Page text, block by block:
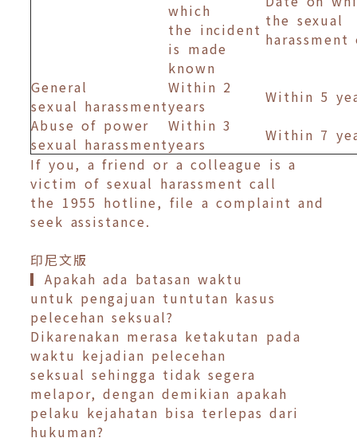
which
the incident
is made
known
the sexual
General
sexual harassment
Within 2
years
Within 5
Abuse of power
sexual harassment
Within 3
years
Within 7
If you, a friend or a colleague is a
victim of sexual harassment call
the 1955 hotline, file a complaint and
seek assistance.
印尼文版
▎Apakah ada batasan waktu
untuk pengajuan tuntutan kasus
pelecehan seksual?
Dikarenakan merasa ketakutan pada
waktu kejadian pelecehan
seksual sehingga tidak segera
melapor, dengan demikian apakah
pelaku kejahatan bisa terlepas dari
hukuman?